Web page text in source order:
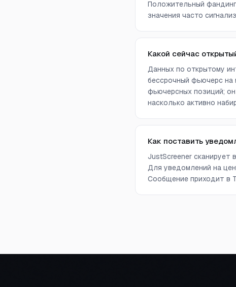
Положительный
значения часто
Какой сейчас
Данных по открытому
бессрочный фьючерс на
фьючерсных позиций;
насколько активно
Как поставить
JustScreener
Для уведомлений на
Сообщение приходит в